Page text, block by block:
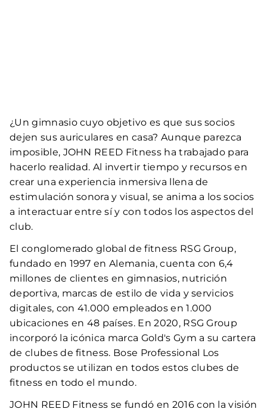
¿Un gimnasio cuyo objetivo es que sus socios
dejen sus auriculares en casa? Aunque parezca
imposible, JOHN REED Fitness ha trabajado para
hacerlo realidad. Al invertir tiempo y recursos en
crear una experiencia inmersiva llena de
estimulación sonora y visual, se anima a los socios
a interactuar entre sí y con todos los aspectos del
club.
El conglomerado global de fitness RSG Group,
fundado en 1997 en Alemania, cuenta con 6,4
millones de clientes en gimnasios, nutrición
deportiva, marcas de estilo de vida y servicios
digitales, con 41.000 empleados en 1.000
ubicaciones en 48 países. En 2020, RSG Group
incorporó la icónica marca Gold's Gym a su cartera
de clubes de fitness. Bose Professional Los
productos se utilizan en todos estos clubes de
fitness en todo el mundo.
JOHN REED Fitness se fundó en 2016 con la visión